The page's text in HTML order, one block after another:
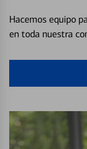
Hacemos equipo
en toda nuestra